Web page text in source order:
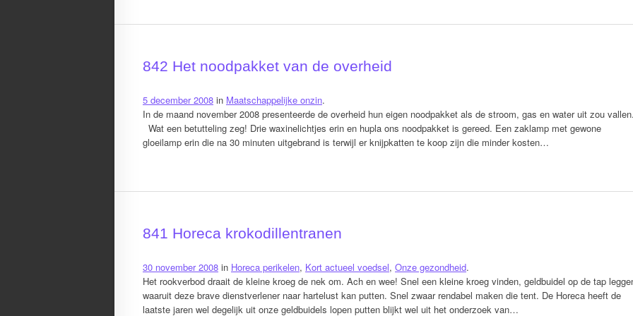
842 Het noodpakket van de overheid
5 december 2008 in Maatschappelijke onzin.
In de maand november 2008 presenteerde de overheid hun eigen noodpakket als de stroom, gas en water uit zou vallen.
Wat een betutteling zeg! Drie waxinelichtjes erin en hupla ons noodpakket is gereed. Een zaklamp met gewone
gloeilamp erin die na 30 minuten uitgebrand is terwijl er knijpkatten te koop zijn die minder kosten…
841 Horeca krokodillentranen
30 november 2008 in Horeca perikelen, Kort actueel voedsel, Onze gezondheid.
Het rookverbod draait de kleine kroeg de nek om. Ach en wee! Snel een kleine kroeg vinden, geldbuidel op de tap
waaruit deze brave dienstverlener naar hartelust kan putten. Snel zwaar rendabel maken die tent. De Horeca heeft de
laatste jaren wel degelijk uit onze geldbuidels lopen putten blijkt wel uit het onderzoek van…